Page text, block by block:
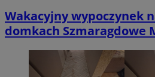
Wakacyjny wypoczynek
domkach Szmaragdowe